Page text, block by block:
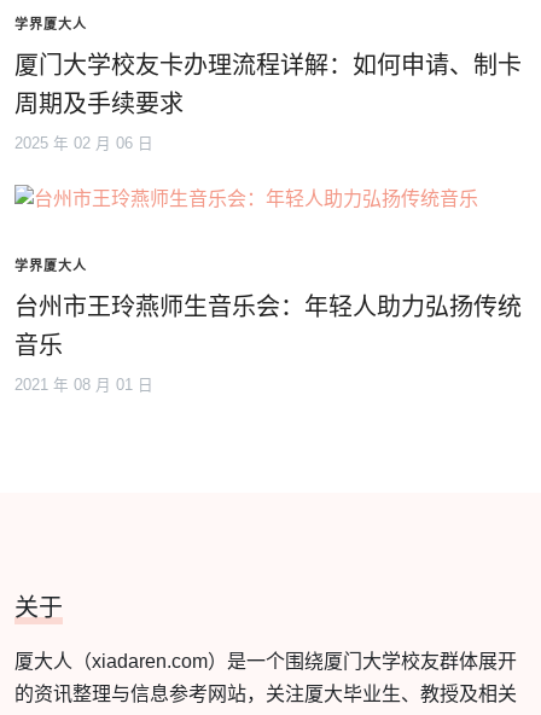
学界厦大人
厦门大学校友卡办理流程详解：如何申请、制卡
周期及手续要求
2025 年 02 月 06 日
学界厦大人
台州市王玲燕师生音乐会：年轻人助力弘扬传统
音乐
2021 年 08 月 01 日
关于
厦大人（xiadaren.com）是一个围绕厦门大学校友群体展开
的资讯整理与信息参考网站，关注厦大毕业生、教授及相关